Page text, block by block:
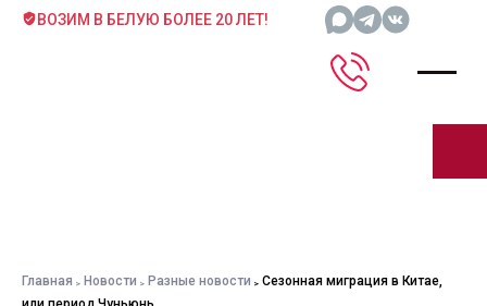
ВОЗИМ В БЕЛУЮ БОЛЕЕ 20 ЛЕТ!
Главная Новости Разные новости
Сезонная миграция в Китае,